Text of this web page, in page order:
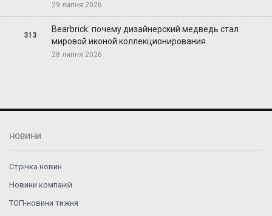
29 липня 2026
313
Bearbrick: почему дизайнерский медведь стал
мировой иконой коллекционирования
28 липня 2026
НОВИНИ
Стрічка новин
Новини компаній
ТОП-новини тижня